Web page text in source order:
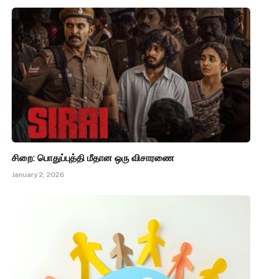
சிறை: பொதுப்புத்தி மீதான ஒரு விசாரணை
January 2, 2026